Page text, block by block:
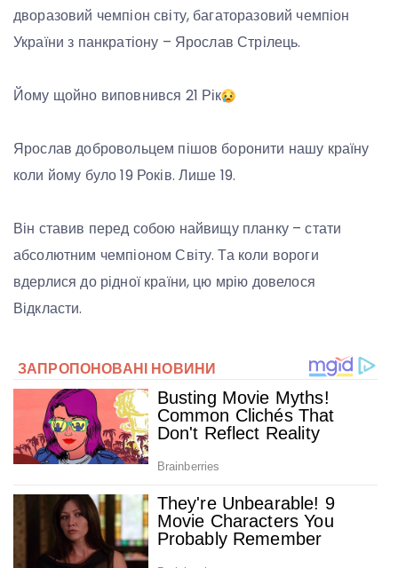
дворазовий чемпіон світу, багаторазовий чемпіон
України з панкратіону – Ярослав Стрілець.
Йому щойно виповнився 21 Рік
Ярослав добровольцем пішов боронити нашу країну
коли йому було 19 Років. Лише 19.
Він ставив перед собою найвищу планку – стати
абсолютним чемпіоном Світу. Та коли вороги
вдерлися до рідної країни, цю мрію довелося
Відкласти.